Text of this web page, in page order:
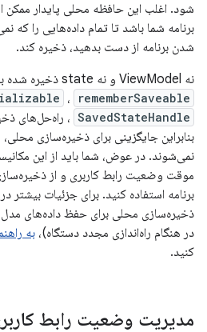
شود. اغلب این حافظه محلی پایدار ممکن
برنامه شما باشد تا تمام داده‌هایی را
شدن برنامه از دست بدهید، ذخیره کند.
نه ViewModel و نه state ذخیره شده با استفاده از
، rememberSaveable
SavedStateHandle ، راه‌حل‌های
بنابراین جایگزینی برای ذخیره‌سازی
نمی‌شوند. در عوض، شما باید از این
موقت وضعیت رابط کاربری و از ذخیره‌سازی
برنامه استفاده کنید. برای جزئیات بیشتر
ذخیره‌سازی محلی برای حفظ داده‌های مدل
در هنگام راه‌اندازی مجدد دستگاه)، به
کنید.
مدیریت وضعیت رابط